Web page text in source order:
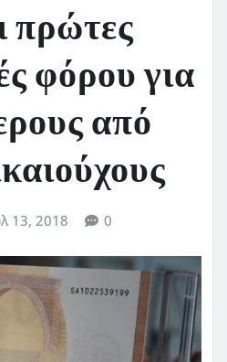
πρώτες
φόρου για
από
13, 2018 0